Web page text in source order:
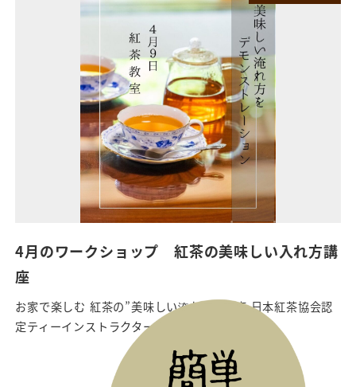
4月のワークショップ 紅茶の美味しい入れ方講
座
お家で楽しむ 紅茶の”美味しい淹れ方” 講座 日本紅茶協会認
定ティーインストラクター Teaore […]
2026年3月20日